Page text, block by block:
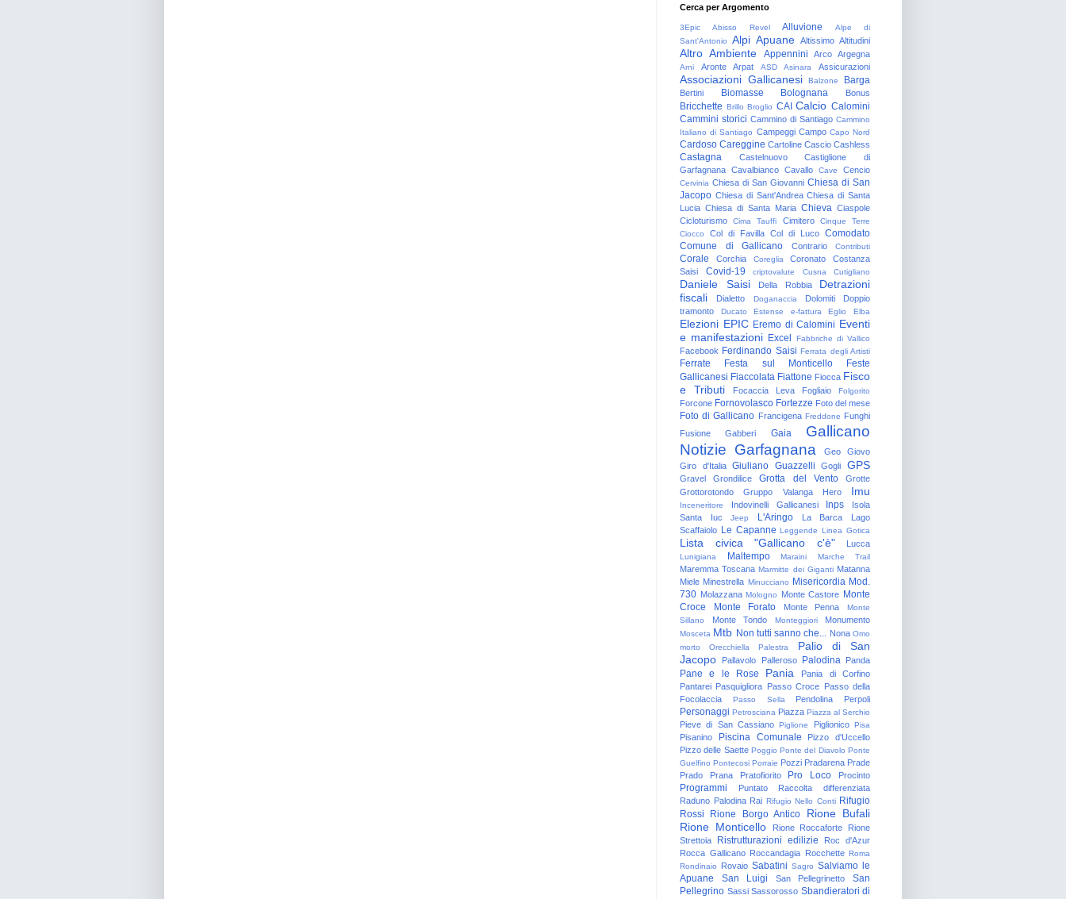
Cerca per Argomento
3Epic Abisso Revel Alluvione
Alpe di
Sant'Antonio
Alpi Apuane Altissimo Altitudini
Altro Ambiente Appennini Arco Argegna
Arni Aronte Arpat ASD Asinara Assicurazioni
Associazioni Gallicanesi Balzone Barga
Bertini Biomasse Bolognana Bonus
Bricchette Brillo Broglio CAI Calcio Calomini
Cammini storici Cammino di Santiago Cammino
Italiano di Santiago Campeggi Campo Capo Nord
Cardoso Careggine Cartoline Cascio Cashless
Castagna Castelnuovo
Castiglione di
Garfagnana Cavalbianco Cavallo Cave Cencio
Cervinia Chiesa di San Giovanni Chiesa di San
Jacopo Chiesa di Sant'Andrea Chiesa di Santa
Lucia Chiesa di Santa Maria Chieva Ciaspole
Cicloturismo
Cima Tauffi Cimitero
Cinque Terre
Ciocco
Col di Favilla Col di Luco Comodato
Comune di Gallicano
Contrario Contributi
Corale Corchia Coreglia Coronato
Costanza
Saisi
Covid-19 criptovalute Cusna Cutigliano
Daniele Saisi Della Robbia
Detrazioni
fiscali
Dialetto Doganaccia Dolomiti
Doppio
tramonto
Ducato Estense e-fattura Eglio Elba
Elezioni EPIC Eremo di Calomini Eventi
e manifestazioni Excel Fabbriche di Vallico
Facebook Ferdinando Saisi Ferrata degli Artisti
Ferrate Festa sul Monticello
Feste
Gallicanesi Fiaccolata Fiattone Fiocca Fisco
e Tributi
Focaccia Leva Fogliaio Folgorito
Forcone Fornovolasco Fortezze Foto del mese
Foto di Gallicano Francigena Freddone Funghi
Fusione
Gabberi Gaia
Gallicano
Notizie Garfagnana Geo
Giovo
Giro d'Italia
Giuliano Guazzelli Gogli GPS
Gravel Grondilice Grotta del Vento
Grotte
Grottorotondo
Gruppo Valanga Hero Imu
Inceneritore Indovinelli Gallicanesi Inps
Isola
Santa
Iuc Jeep L'Aringo La Barca
Lago
Scaffaiolo Le Capanne Leggende Linea Gotica
Lista civica "Gallicano c'è" Lucca
Lunigiana Maltempo Maraini Marche Trail
Maremma Toscana Marmitte dei Giganti Matanna
Miele Minestrella Minucciano Misericordia Mod.
730 Molazzana Mologno Monte Castore Monte
Croce
Monte Forato Monte Penna
Monte
Sillano
Monte Tondo Monteggiori Monumento
Mosceta Mtb Non tutti sanno che... Nona Omo
morto
Orecchiella Palestra
Palio di San
Jacopo
Pallavolo Palleroso Palodina Panda
Pane e le Rose Pania
Pania di Corfino
Pantarei Pasquigliora Passo Croce Passo della
Focolaccia
Passo Sella Pendolina Perpoli
Personaggi Petrosciana Piazza Piazza al Serchio
Pieve di San Cassiano Piglione Piglionico Pisa
Pisanino Piscina Comunale
Pizzo d'Uccello
Pizzo delle Saette Poggio Ponte del Diavolo Ponte
Guelfino Pontecosi Porraie Pozzi Pradarena Prade
Prado
Prana Pratofiorito Pro Loco Procinto
Programmi Puntato
Raccolta differenziata
Raduno Palodina Rai Rifugio Nello Conti Rifugio
Rossi
Rione Borgo Antico
Rione Bufali
Rione Monticello
Rione Roccaforte
Rione
Strettoia
Ristrutturazioni edilizie
Roc d'Azur
Rocca Gallicano Roccandagia Rocchette Roma
Rondinaio
Rovaio Sabatini Sagro Salviamo le
Apuane
San Luigi San Pellegrinetto
San
Pellegrino Sassi Sassorosso Sbandieratori di